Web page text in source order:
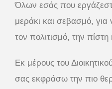
Όλων εσάς που
μεράκι και σεβασμό,
τον πολιτισμό, την πίστη
Εκ μέρους του
σας εκφράσω την πιο